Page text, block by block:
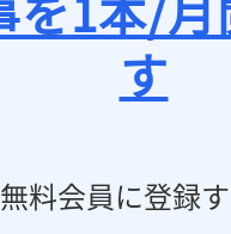
す
無料会員に登録